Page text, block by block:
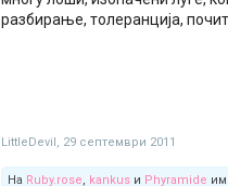
разбирање, толеранција, почит.
LittleDevil, 29 септември 2011
На Ruby.rose, kankus и Phyramide им